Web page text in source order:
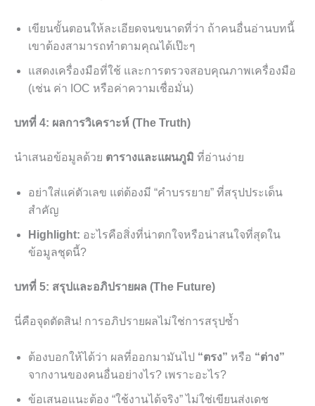
เขียนขั้นตอนให้ละเอียดจนขนาดที่ว่า ถ้าคนอื่นอ่านบทนี้
เขาต้องสามารถทำตามคุณได้เป๊ะๆ
แสดงเครื่องมือที่ใช้ และการตรวจสอบคุณภาพเครื่องมือ
(เช่น ค่า IOC หรือค่าความเชื่อมั่น)
บทที่ 4: ผลการวิเคราะห์ (The Truth)
นำเสนอข้อมูลด้วย ตารางและแผนภูมิ ที่อ่านง่าย
อย่าใส่แค่ตัวเลข แต่ต้องมี “คำบรรยาย” ที่สรุปประเด็น
สำคัญ
Highlight: อะไรคือสิ่งที่น่าตกใจหรือน่าสนใจที่สุดใน
ข้อมูลชุดนี้?
บทที่ 5: สรุปและอภิปรายผล (The Future)
นี่คือจุดตัดสิน! การอภิปรายผลไม่ใช่การสรุปซ้ำ
ต้องบอกให้ได้ว่า ผลที่ออกมามันไป “ตรง” หรือ “ต่าง”
จากงานของคนอื่นอย่างไร? เพราะอะไร?
ข้อเสนอแนะต้อง “ใช้งานได้จริง” ไม่ใช่เขียนส่งเดช